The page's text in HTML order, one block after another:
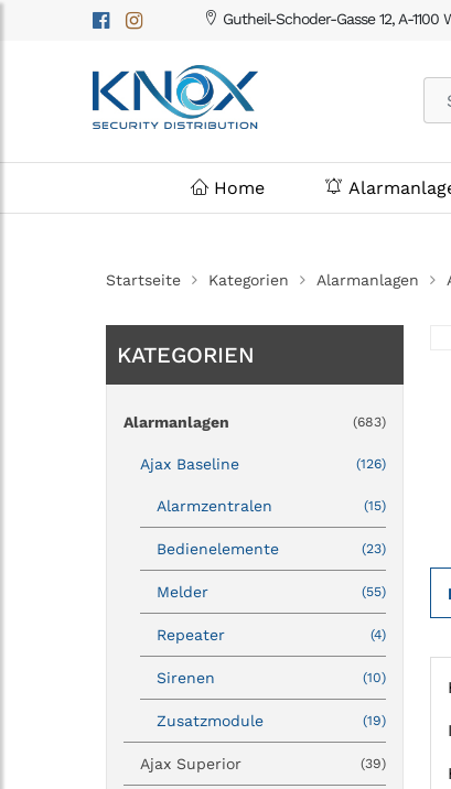
Gutheil-Schoder-Gasse 12, A-1100
Home
Startseite Kategorien Alarmanlagen
KATEGORIEN
Alarmanlagen (683)
Ajax Baseline (126)
Alarmzentralen (15)
Bedienelemente (23)
Melder (55)
Repeater (4)
Sirenen (10)
Zusatzmodule (19)
Ajax Superior (39)